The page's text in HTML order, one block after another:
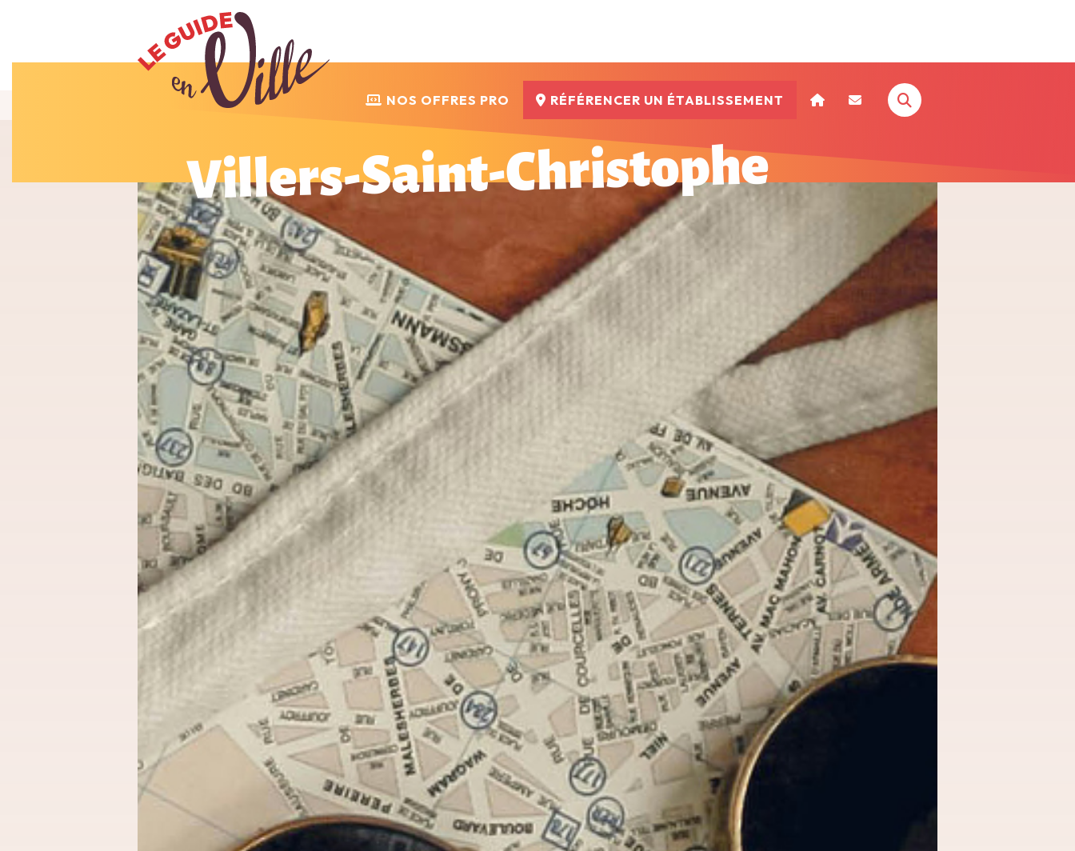
Villers-Saint-Christophe
NOS OFFRES PRO RÉFÉRENCER UN ÉTABLISSEMENT